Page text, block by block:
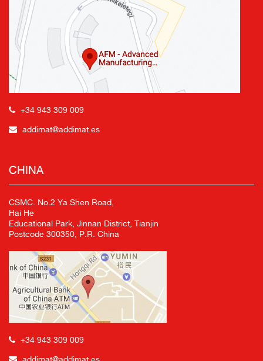
+34 943 309 009
addimat@addimat.es
CHINA
CSMC. No.2 Ya Shen Road,
Hai He
Educational Park, Jinnan District, Tianjin
Postcode 300350, P.R. China
+34 943 309 009
addimat@addimat.es